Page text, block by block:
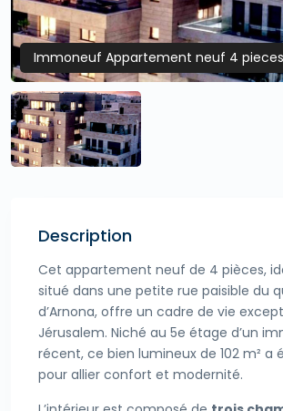
Immoneuf Appartement neuf 4
Description
Cet appartement neuf de 4 pièces,
situé dans une petite rue paisible du
d’Arnona, offre un cadre de vie
Jérusalem. Niché au 5e étage d’un
récent, ce bien lumineux de 102 m² a
pour allier confort et modernité.